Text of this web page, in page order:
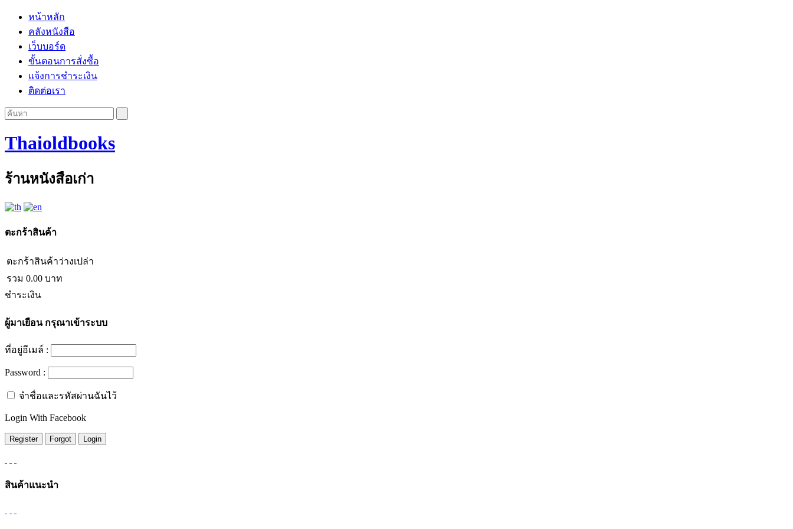
หน้าหลัก
คลังหนังสือ
เว็บบอร์ด
ขั้นตอนการสั่งซื้อ
แจ้งการชำระเงิน
ติดต่อเรา
Thaioldbooks
ร้านหนังสือเก่า
ตะกร้าสินค้า
ตะกร้าสินค้าว่างเปล่า
รวม 0.00 บาท
ชำระเงิน
ผู้มาเยือนกรุณาเข้าระบบ
ที่อยู่อีเมล์ :
Password :
จำชื่อและรหัสผ่านฉันไว้
Login With Facebook
สินค้าแนะนำ